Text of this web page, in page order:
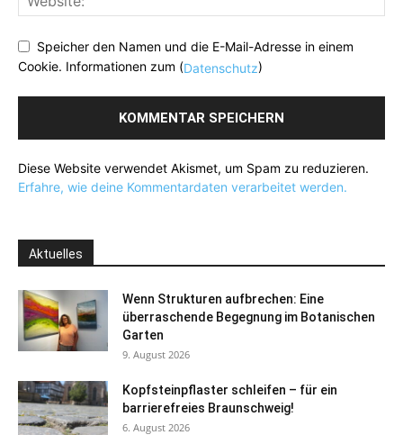
Speicher den Namen und die E-Mail-Adresse in einem
Cookie. Informationen zum (Datenschutz)
Diese Website verwendet Akismet, um Spam zu reduzieren.
Erfahre, wie deine Kommentardaten verarbeitet werden.
Aktuelles
Wenn Strukturen aufbrechen: Eine
überraschende Begegnung im Botanischen
Garten
9. August 2026
Kopfsteinpflaster schleifen – für ein
barrierefreies Braunschweig!
6. August 2026